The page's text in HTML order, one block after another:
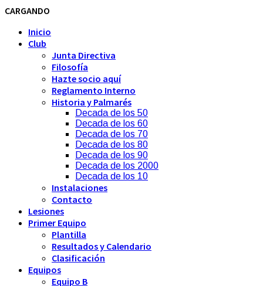
CARGANDO
Inicio
Club
Junta Directiva
Filosofía
Hazte socio aquí
Reglamento Interno
Historia y Palmarés
Decada de los 50
Decada de los 60
Decada de los 70
Decada de los 80
Decada de los 90
Decada de los 2000
Decada de los 10
Instalaciones
Contacto
Lesiones
Primer Equipo
Plantilla
Resultados y Calendario
Clasificación
Equipos
Equipo B